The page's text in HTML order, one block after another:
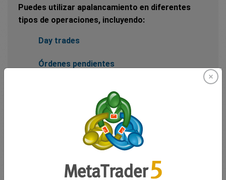
Puedes utilizar apalancamiento en diferentes
tipos de operaciones, incluyendo:
Day trades
Órdenes pendientes
Al realizar una operación, eliges el monto total de la
operación, que incluye tanto tu margen invertido
como la parte apalancada. Cuanto más riesgo asumas
en comparación con tu margen, mayor será el
apalancamiento. Esto afecta tu nivel de stop-loss:
cuanto más riesgo asumas, más cerca estará tu stop